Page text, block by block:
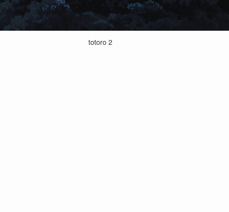
totoro 2